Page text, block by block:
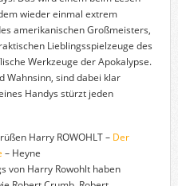
wieder einmal extrem
amerikanischen Großmeisters,
Lieblingsspielzeuge des
Werkzeuge der Apokalypse.
Wahnsinn, sind dabei klar
Handys stürzt jeden
Harry ROWOHLT – Der
– Heyne
von Harry Rowohlt haben